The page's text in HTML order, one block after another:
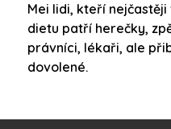
Mei lidi, kteří
dietu patří herečky,
právníci, lékaři, ale
dovolené.